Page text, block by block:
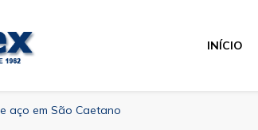
INÍCIO
aço em São Caetano